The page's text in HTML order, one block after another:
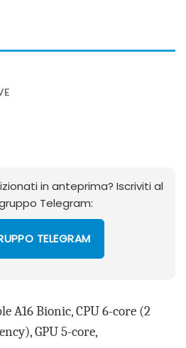
in anteprima? Iscriviti al
Telegram:
TELEGRAM
A16 Bionic, CPU 6-core (2
GPU 5-core,